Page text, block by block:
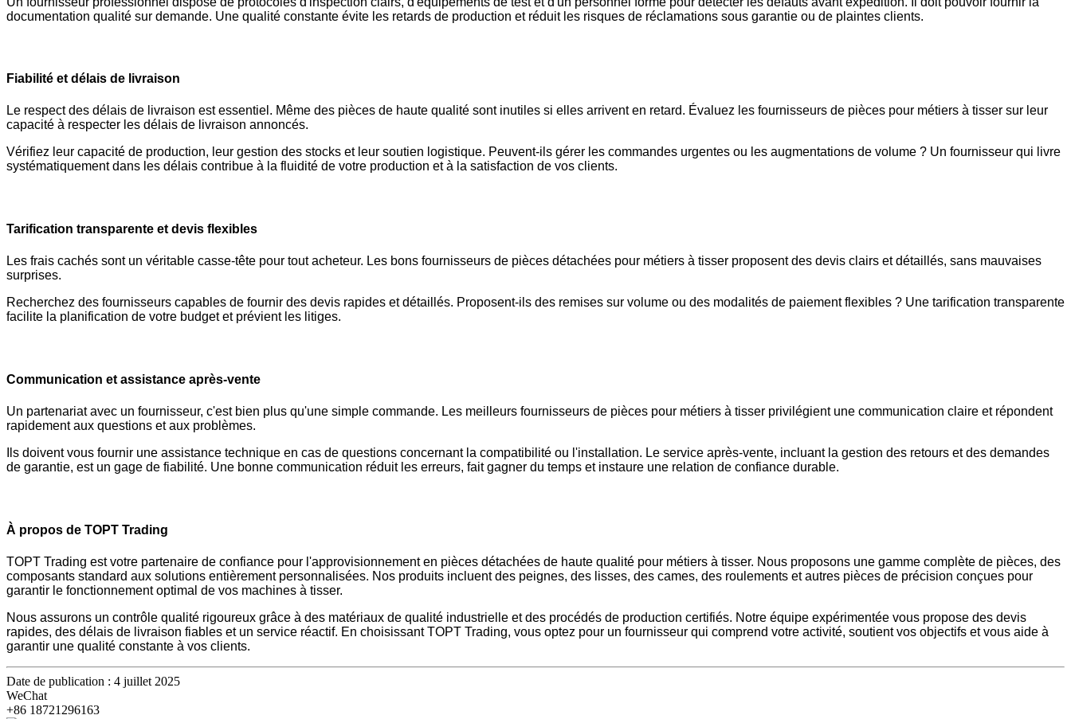
documentation qualité sur demande. Une qualité constante évite les retards de production et réduit les risques de réclamations sous garantie ou de plaintes clients.
Fiabilité et délais de livraison
Le respect des délais de livraison est essentiel. Même des pièces de haute qualité sont inutiles si elles arrivent en retard. Évaluez les fournisseurs de pièces pour métiers à tisser sur leur
capacité à respecter les délais de livraison annoncés.
Vérifiez leur capacité de production, leur gestion des stocks et leur soutien logistique. Peuvent-ils gérer les commandes urgentes ou les augmentations de volume ? Un fournisseur qui livre
systématiquement dans les délais contribue à la fluidité de votre production et à la satisfaction de vos clients.
Tarification transparente et devis flexibles
Les frais cachés sont un véritable casse-tête pour tout acheteur. Les bons fournisseurs de pièces détachées pour métiers à tisser proposent des devis clairs et détaillés, sans mauvaises
surprises.
Recherchez des fournisseurs capables de fournir des devis rapides et détaillés. Proposent-ils des remises sur volume ou des modalités de paiement flexibles ? Une tarification transparente
facilite la planification de votre budget et prévient les litiges.
Communication et assistance après-vente
Un partenariat avec un fournisseur, c'est bien plus qu'une simple commande. Les meilleurs fournisseurs de pièces pour métiers à tisser privilégient une communication claire et répondent
rapidement aux questions et aux problèmes.
Ils doivent vous fournir une assistance technique en cas de questions concernant la compatibilité ou l'installation. Le service après-vente, incluant la gestion des retours et des demandes
de garantie, est un gage de fiabilité. Une bonne communication réduit les erreurs, fait gagner du temps et instaure une relation de confiance durable.
À propos de TOPT Trading
TOPT Trading est votre partenaire de confiance pour l'approvisionnement en pièces détachées de haute qualité pour métiers à tisser. Nous proposons une gamme complète de pièces, des
composants standard aux solutions entièrement personnalisées. Nos produits incluent des peignes, des lisses, des cames, des roulements et autres pièces de précision conçues pour
garantir le fonctionnement optimal de vos machines à tisser.
Nous assurons un contrôle qualité rigoureux grâce à des matériaux de qualité industrielle et des procédés de production certifiés. Notre équipe expérimentée vous propose des devis
rapides, des délais de livraison fiables et un service réactif. En choisissant TOPT Trading, vous optez pour un fournisseur qui comprend votre activité, soutient vos objectifs et vous aide à
garantir une qualité constante à vos clients.
Date de publication : 4 juillet 2025
WeChat
+86 18721296163